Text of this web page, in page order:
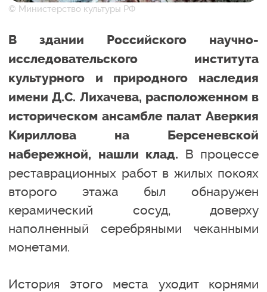
© Министерство культуры РФ
В здании Российского научно-
исследовательского института
культурного и природного наследия
имени Д.С. Лихачева, расположенном в
историческом ансамбле палат Аверкия
Кириллова на Берсеневской
набережной, нашли клад. В процессе
реставрационных работ в жилых покоях
второго этажа был обнаружен
керамический сосуд, доверху
наполненный серебряными чеканными
монетами.
История этого места уходит корнями